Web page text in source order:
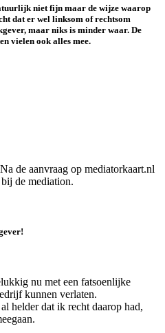
niet fijn maar de wijze waarop
dat er wel linksom of rechtsom
maar niks is minder waar. De
vielen ook alles mee.
de aanvraag op mediatorkaart.nl
de mediation.
nu met een fatsoenlijke
kunnen verlaten.
helder dat ik recht daarop had,